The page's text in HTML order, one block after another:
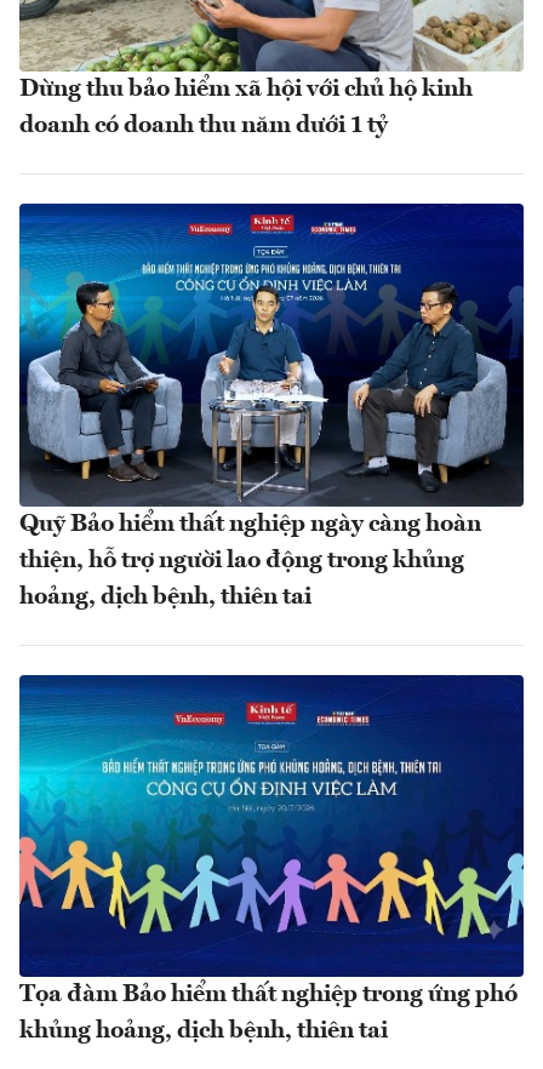
Dừng thu bảo hiểm xã hội với chủ hộ kinh
doanh có doanh thu năm dưới 1 tỷ
Quỹ Bảo hiểm thất nghiệp ngày càng hoàn
thiện, hỗ trợ người lao động trong khủng
hoảng, dịch bệnh, thiên tai
Tọa đàm Bảo hiểm thất nghiệp trong ứng phó
khủng hoảng, dịch bệnh, thiên tai